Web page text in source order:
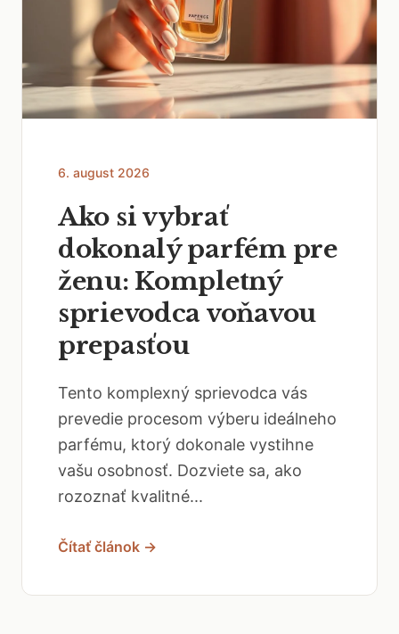
6. august 2026
Ako si vybrať
dokonalý parfém pre
ženu: Kompletný
sprievodca voňavou
prepasťou
Tento komplexný sprievodca vás
prevedie procesom výberu ideálneho
parfému, ktorý dokonale vystihne
vašu osobnosť. Dozviete sa, ako
rozoznať kvalitné...
Čítať článok →